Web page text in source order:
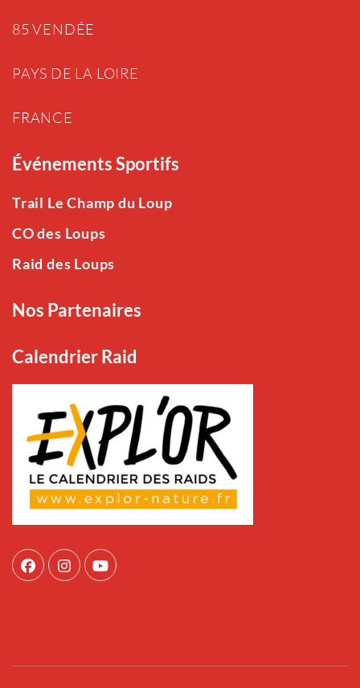
85 VENDÉE
PAYS DE LA LOIRE
FRANCE
Événements Sportifs
Trail Le Champ du Loup
CO des Loups
Raid des Loups
Nos Partenaires
Calendrier Raid